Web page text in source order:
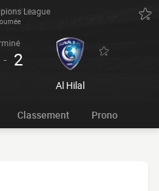
League
- 2
Al Hilal
Classement Prono